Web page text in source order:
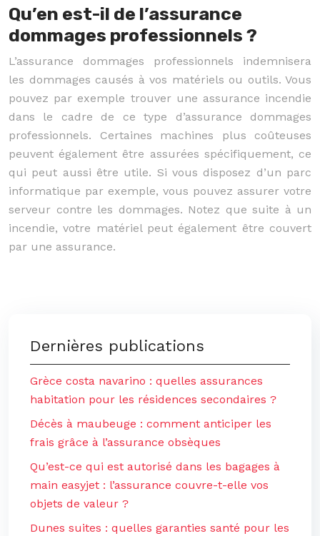
Qu’en est-il de l’assurance
dommages professionnels ?
L’assurance dommages professionnels indemnisera
les dommages causés à vos matériels ou outils. Vous
pouvez par exemple trouver une assurance incendie
dans le cadre de ce type d’assurance dommages
professionnels. Certaines machines plus coûteuses
peuvent également être assurées spécifiquement, ce
qui peut aussi être utile. Si vous disposez d’un parc
informatique par exemple, vous pouvez assurer votre
serveur contre les dommages. Notez que suite à un
incendie, votre matériel peut également être couvert
par une assurance.
Dernières publications
Grèce costa navarino : quelles assurances
habitation pour les résidences secondaires ?
Décès à maubeuge : comment anticiper les
frais grâce à l’assurance obsèques
Qu’est-ce qui est autorisé dans les bagages à
main easyjet : l’assurance couvre-t-elle vos
objets de valeur ?
Dunes suites : quelles garanties santé pour les